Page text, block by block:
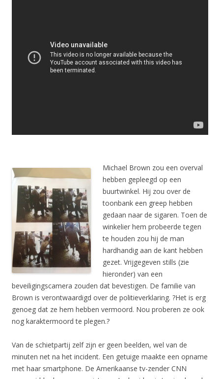
Michael Brown zou een overval
hebben gepleegd op een
buurtwinkel. Hij zou over de
toonbank een greep hebben
gedaan naar de sigaren. Toen de
winkelier hem probeerde tegen
te houden zou hij de man
hardhandig aan de kant hebben
gezet. Vrijgegeven stills (zie
hieronder) van een
beveiligingscamera zouden dat bevestigen. De familie van
Brown is verontwaardigd over de politieverklaring. ?Het is erg
genoeg dat ze hem hebben vermoord. Nou proberen ze ook
nog karaktermoord te plegen.?
Van de schietpartij zelf zijn er geen beelden, wel van de
minuten net na het incident. Een getuige maakte een opname
met haar smartphone. De Amerikaanse tv-zender CNN